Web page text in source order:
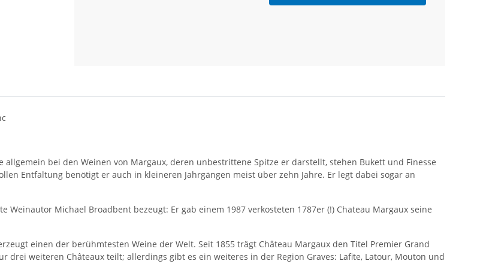
bei den Weinen von Margaux, deren unbestrittene Spitze er darstellt, stehen Bukett und Finesse
Entfaltung benötigt er auch in kleineren Jahrgängen meist über zehn Jahre. Er legt dabei sogar an
Michael Broadbent bezeugt: Er gab einem 1987 verkosteten 1787er (!) Chateau Margaux seine
einen der berühmtesten Weine der Welt. Seit 1855 trägt Château Margaux den Titel Premier Grand
drei weiteren Châteaux teilt; allerdings gibt es ein weiteres in der Region Graves: Lafite, Latour, Mouton und